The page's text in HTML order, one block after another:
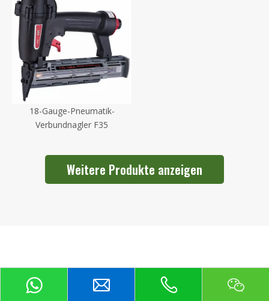
18-Gauge-Pneumatik-
Verbundnagler F35
Weitere Produkte anzeigen
FINISH-NÄGEL-VIDEOS